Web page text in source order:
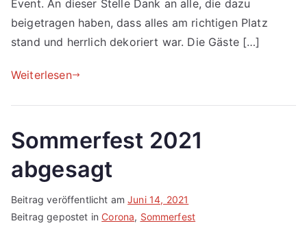
Event. An dieser Stelle Dank an alle, die dazu
beigetragen haben, dass alles am richtigen Platz
stand und herrlich dekoriert war. Die Gäste […]
Weiterlesen
Sommerfest 2021
abgesagt
Beitrag veröffentlicht amJuni 14, 2021
Beitrag gepostet in Corona, Sommerfest